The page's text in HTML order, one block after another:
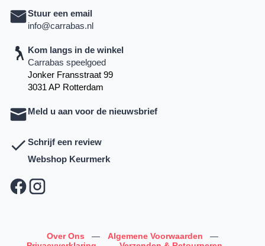
Stuur een email
info@carrabas.nl
Kom langs in de winkel
Carrabas speelgoed
Jonker Fransstraat 99
3031 AP Rotterdam
Meld u aan voor de nieuwsbrief
Schrijf een review
Webshop Keurmerk
Over Ons — Algemene Voorwaarden
—